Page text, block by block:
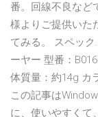
番。回線不良など
様よりご提供いた
てみる。 スペック
ーヤー 型番：
体質量：約14g カ
この記事は
に、使いやすくて